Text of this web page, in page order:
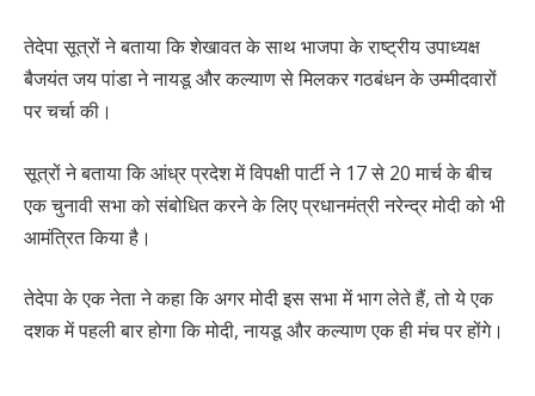
तेदेपा सूत्रों ने बताया कि शेखावत के साथ भाजपा के राष्ट्रीय उपाध्यक्ष
बैजयंत जय पांडा ने नायडू और कल्याण से मिलकर गठबंधन के उम्मीदवारों
पर चर्चा की।
सूत्रों ने बताया कि आंध्र प्रदेश में विपक्षी पार्टी ने 17 से 20 मार्च के बीच
एक चुनावी सभा को संबोधित करने के लिए प्रधानमंत्री नरेन्द्र मोदी को भी
आमंत्रित किया है।
तेदेपा के एक नेता ने कहा कि अगर मोदी इस सभा में भाग लेते हैं, तो ये एक
दशक में पहली बार होगा कि मोदी, नायडू और कल्याण एक ही मंच पर होंगे।